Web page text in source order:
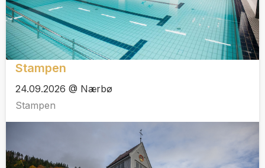
Stampen
24.09.2026 @ Nærbø
Stampen